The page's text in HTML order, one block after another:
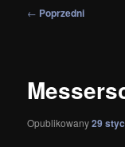
Nawigacja
← Poprzedni
Opublikowany29